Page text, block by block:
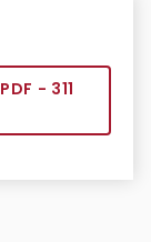
- 311